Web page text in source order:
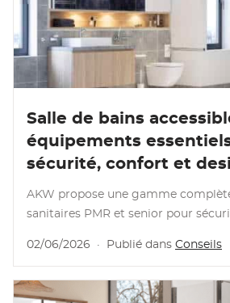
Salle de bains
équipements
sécurité, confort et
AKW propose une gamme
sanitaires PMR et senior pour
02/06/2026
· Publié dans Conseils